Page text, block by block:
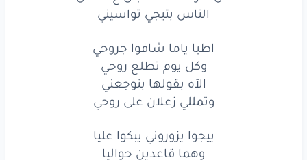
اطباياماشافواجروحي
وكليومتطلعروحي
الآهبقولهابتوجعني
وتملليزعلانعلىروحي
ييجوايزورونييبكوا
الناس بتيجي تواسيني
اطبا ياما شافوا جروحي
وكل يوم تطلع روحي
الآه بقولها بتوجعني
وتمللي زعلان على روحي
ييجوا يزوروني يبكوا عليا
وهما قاعدين حواليا